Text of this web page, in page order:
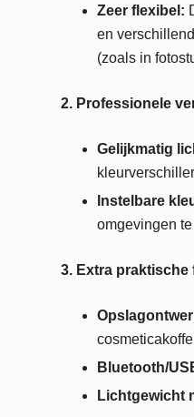
Zeer flexibel:
en
(zoals in
2. Professionele
Gelijkmatig
Instelbare
omgevingen
3. Extra praktische
Bluetooth/
Lichtgewicht